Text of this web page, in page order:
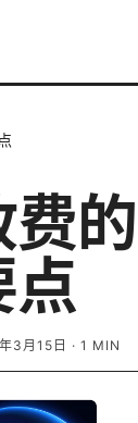
费
点
3月15日 · 1 MIN